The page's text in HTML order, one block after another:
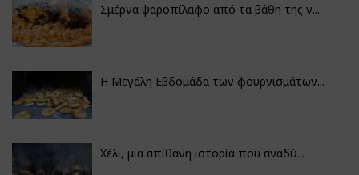
Σμέρνα ψαροπίλαφο από τα βάθη της ν...
Η Μεγάλη Εβδομάδα των φουρνισμάτων...
Χέλι, μια απίθανη ιστορία που αναδύ...